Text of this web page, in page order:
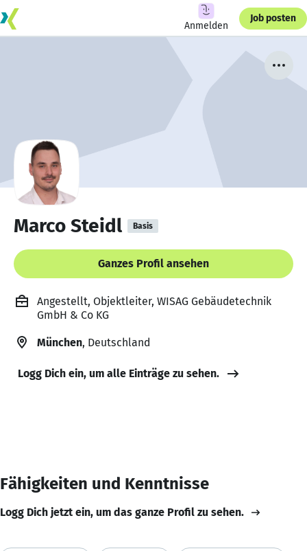
Anmelden
Job posten
Marco Steidl Basis
Ganzes Profil ansehen
Angestellt, Objektleiter, WISAG Gebäudetechnik
GmbH & Co KG
München, Deutschland
Logg Dich ein, um alle Einträge zu sehen.
Fähigkeiten und Kenntnisse
Logg Dich jetzt ein, um das ganze Profil zu sehen.